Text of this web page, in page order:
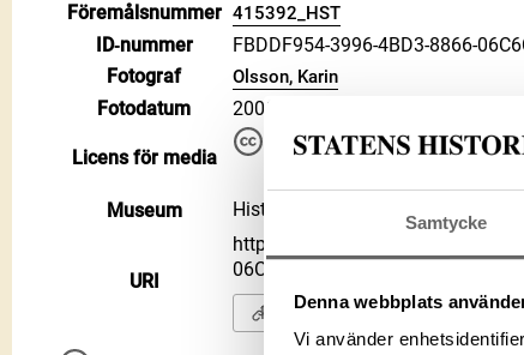
Samtycke
Denna webbplats
Vi använder
Föremålsnummer 415392_HST
ID‑nummer
FBDDF954-3996-4BD3-8866-
Fotograf
Olsson, Karin
Fotodatum 2006-08-22
Licens för media
Du får bearbeta och dela
kommersiella, så länge du
Museum Historiska museet
URI
https://samlingar.shm.se/media/
06C6C399A246
Kopiera URI